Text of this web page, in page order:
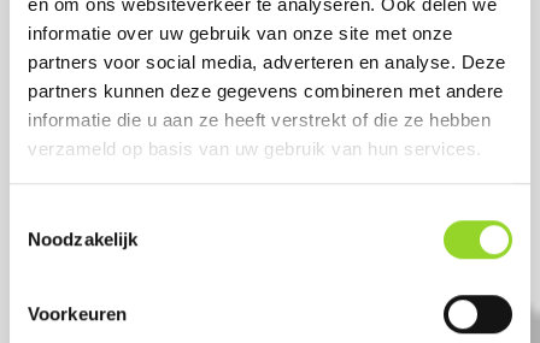
en om ons websiteverkeer te analyseren. Ook delen we
informatie over uw gebruik van onze site met onze
partners voor social media, adverteren en analyse. Deze
partners kunnen deze gegevens combineren met andere
informatie die u aan ze heeft verstrekt of die ze hebben
verzameld op basis van uw gebruik van hun services.
Noodzakelijk
Voorkeuren